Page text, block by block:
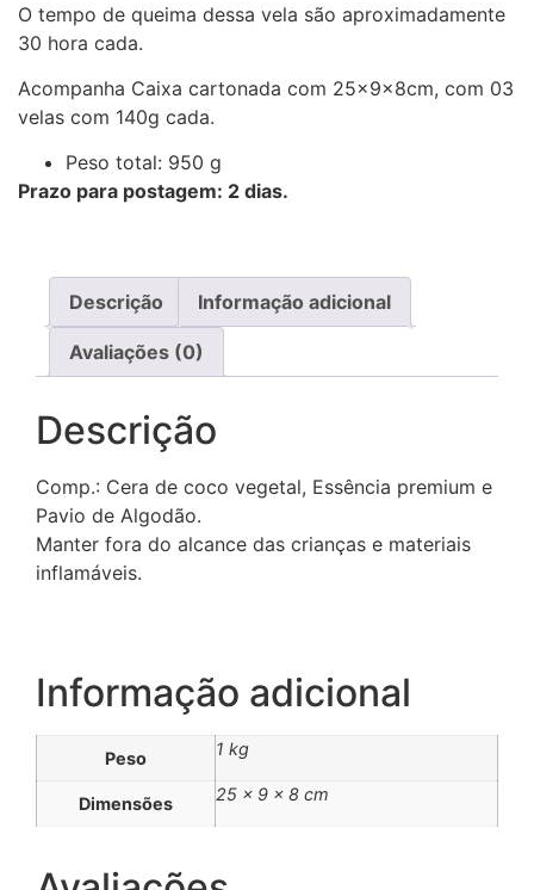
O tempo de queima dessa vela são aproximadamente
30 hora cada.
Acompanha Caixa cartonada com 25x9x8cm, com 03
velas com 140g cada.
Peso total: 950 g
Prazo para postagem: 2 dias.
Descrição Informação adicional
Avaliações (0)
Descrição
Comp.: Cera de coco vegetal, Essência premium e
Pavio de Algodão.
Manter fora do alcance das crianças e materiais
inflamáveis.
Informação adicional
Peso 1 kg
Dimensões 25 × 9 × 8 cm